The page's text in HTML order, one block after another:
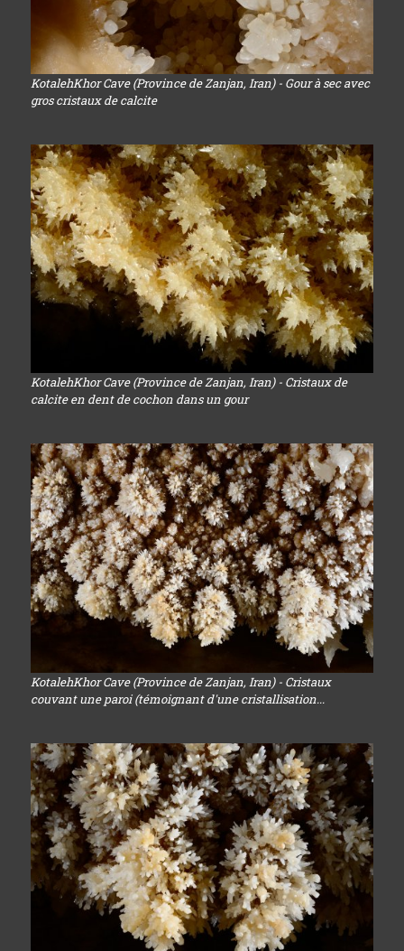
KotalehKhor Cave (Province de Zanjan, Iran) - Gour à sec avec
gros cristaux de calcite
KotalehKhor Cave (Province de Zanjan, Iran) - Cristaux de
calcite en dent de cochon dans un gour
KotalehKhor Cave (Province de Zanjan, Iran) - Cristaux
couvant une paroi (témoignant d'une cristallisation...